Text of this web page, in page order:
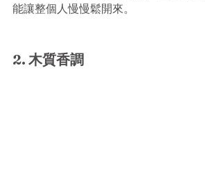
能讓整個人慢慢鬆開來。
2. 木質香調